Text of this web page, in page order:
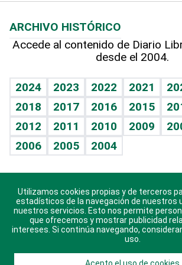
Hablando con el pediatra
Vida y familia
Eñe
Celebrando la vida
Sin complejos
En pocas palabras
Escuchando al corazón
Economía Personal
TBT Deportivo
Más firmas
Hecho en casa
Guía del dinero
Cumpleaños
Horóscopos
Crucigramas
ARCHIVO HISTÓRICO
Accede al contenido de Diario
desde el 2004.
2024 2023 2022 2021
2018
2017 2016 2015
2012
2011 2010 2009
2006
2005 2004
Descarga nuestras aplicaciones para
sistema Huawei.
Utilizamos cookies propias y de terceros
estadísticos de la navegación de nuestros
nuestros servicios. Esto nos permite
que ofrecemos y mostrar publicidad
intereses. Si continúa navegando,
uso.